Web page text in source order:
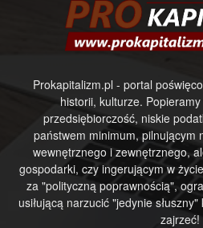
Prokapitalizm.pl - portal
historii, kulturze.
przedsiębiorczość, niskie
państwem minimum, pilnującym
wewnętrznego i zewnętrznego,
gospodarki, czy ingerującym w
za "polityczną poprawnością",
usiłującą narzucić "jedynie
zajrzeć!